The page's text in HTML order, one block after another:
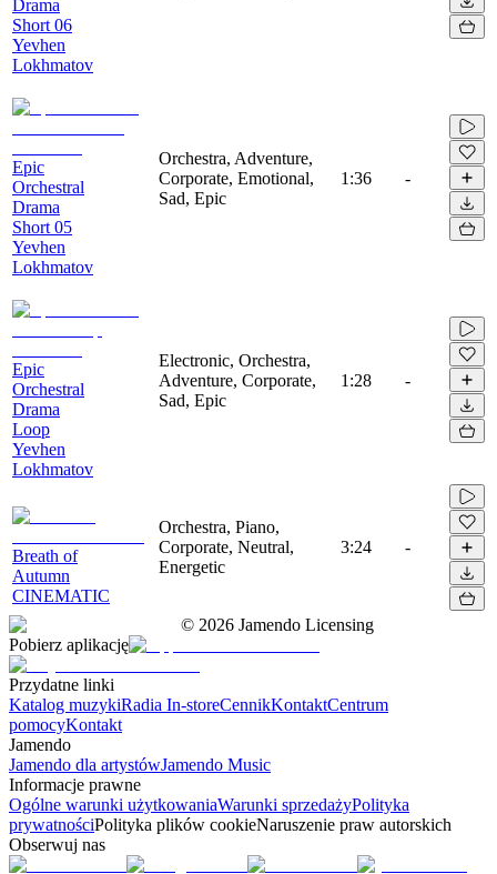
Drama
Short 06
Yevhen
Lokhmatov
Epic
Orchestral
Drama
Short 05
Yevhen
Lokhmatov
Orchestra, Adventure,
Corporate, Emotional,
Sad, Epic
1:36 -
Epic
Orchestral
Drama
Loop
Yevhen
Lokhmatov
Electronic, Orchestra,
Adventure, Corporate,
Sad, Epic
1:28 -
Breath of
Autumn
CINEMATIC
Orchestra, Piano,
Corporate, Neutral,
Energetic
3:24 -
© 2026 Jamendo Licensing
Pobierz aplikację
Przydatne linki
Katalog muzykiRadia In-storeCennikKontaktCentrum
pomocyKontakt
Jamendo
Jamendo dla artystówJamendo Music
Informacje prawne
Ogólne warunki użytkowaniaWarunki sprzedażyPolityka
prywatnościPolityka plików cookieNaruszenie praw autorskich
Obserwuj nas